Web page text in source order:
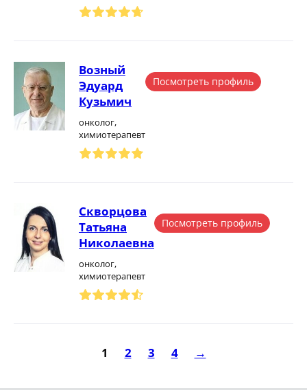
Возный
Эдуард
Кузьмич
онколог,
химиотерапевт
Посмотреть профиль
Скворцова
Татьяна
Николаевна
онколог,
химиотерапевт
Посмотреть профиль
1 2 3 4 →